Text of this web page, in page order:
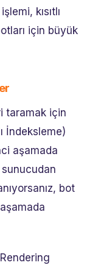
kısıtlı
için büyük
taramak için
İndeksleme)
aşamada
bot